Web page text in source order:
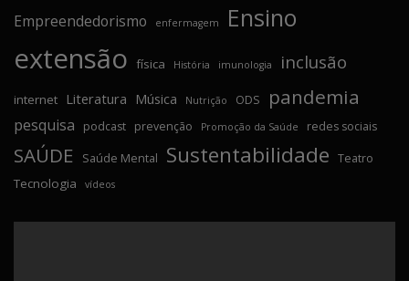
Empreendedorismo enfermagem Ensino
extensão física História imunologia inclusão
internet Literatura Música Nutrição ODS pandemia
pesquisa podcast prevenção Promoção da Saúde redes sociais
SAÚDE Saúde Mental Sustentabilidade Teatro
Tecnologia vídeos